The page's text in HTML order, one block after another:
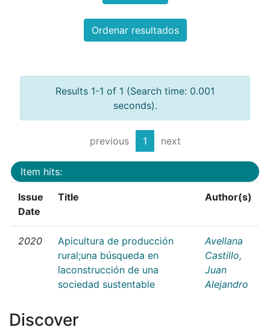
Ordenar resultados
Results 1-1 of 1 (Search time: 0.001
seconds).
previous 1 next
Item hits:
Issue
Date
Title Author(s)
2020
Apicultura de producción
rural;una búsqueda en
laconstrucción de una
sociedad sustentable
Avellana
Castillo,
Juan
Alejandro
Discover